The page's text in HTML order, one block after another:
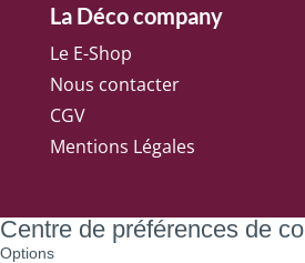
La Déco company
Le E-Shop
Nous contacter
CGV
Mentions Légales
Centre de préférences de
Options